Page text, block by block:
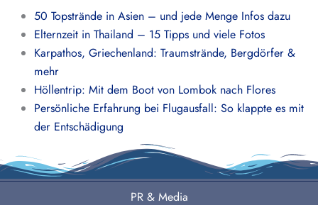
50 Topstrände in Asien – und jede Menge Infos dazu
Elternzeit in Thailand – 15 Tipps und viele Fotos
Karpathos, Griechenland: Traumstrände, Bergdörfer &
mehr
Höllentrip: Mit dem Boot von Lombok nach Flores
Persönliche Erfahrung bei Flugausfall: So klappte es mit
der Entschädigung
PR & Media